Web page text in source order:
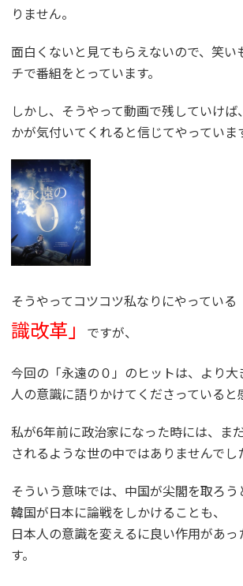
りません。
面白くないと見てもらえないので、笑い
チで番組をとっています。
しかし、そうやって動画で残していけ
かが気付いてくれると信じてやっていま
そうやってコツコツ私なりにやっている
識改革」
ですが、
今回の「永遠の０」のヒットは、より
人の意識に語りかけてくださっていると
私が6年前に政治家になった時には、ま
されるような世の中ではありませんでし
そういう意味では、中国が尖閣を取ろ
韓国が日本に論戦をしかけることも、
日本人の意識を変えるに良い作用があっ
す。